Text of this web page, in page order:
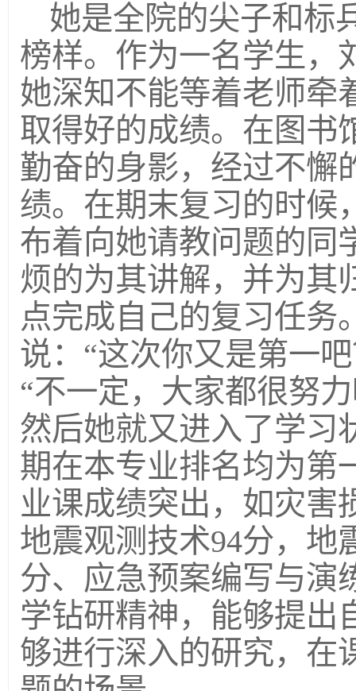
她是全院的尖子和标
榜样。作为一名学生，
她深知不能等着老师牵
取得好的成绩。在图书
勤奋的身影，经过不懈
绩。在期末复习的时候
布着向她请教问题的同
烦的为其讲解，并为其
点完成自己的复习任务
说：“这次你又是第一
“不一定，大家都很努
然后她就又进入了学习
期在本专业排名均为第
业课成绩突出，如灾害
地震观测技术94分，地
分、应急预案编写与演
学钻研精神，能够提出
够进行深入的研究，在